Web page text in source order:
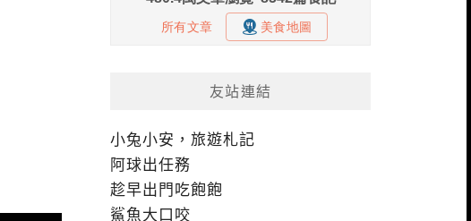
友站連結
小兔小安，旅遊札記
阿球出任務
趁早出門吃飽飽
鯊魚大口咬